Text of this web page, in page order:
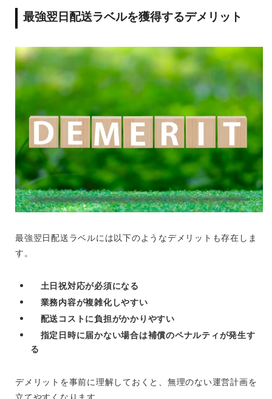
最強翌日配送ラベルを獲得するデメリット
最強翌日配送ラベルには以下のようなデメリットも存在しま
す。
土日祝対応が必須になる
業務内容が複雑化しやすい
配送コストに負担がかかりやすい
指定日時に届かない場合は補償のペナルティが発生す
る
デメリットを事前に理解しておくと、無理のない運営計画を